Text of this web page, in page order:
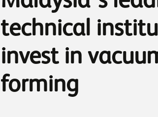
technical
invest in
forming